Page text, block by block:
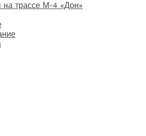
на трассе М-4 «Дон»